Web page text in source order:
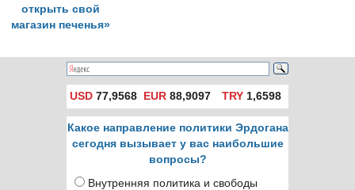
открыть свой
магазин печенья»
USD 77,9568 EUR 88,9097 TRY1,6598
Какое направление политики Эрдогана
сегодня вызывает у вас наибольшие
вопросы?
Внутренняя политика и свободы